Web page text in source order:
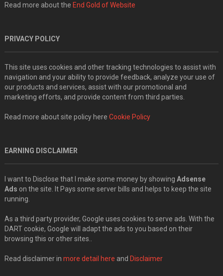
Read more about the End Gold of Website
PRIVACY POLICY
This site uses cookies and other tracking technologies to assist with
navigation and your ability to provide feedback, analyze your use of
our products and services, assist with our promotional and
marketing efforts, and provide content from third parties.
Read more about site policy here Cookie Policy
EARNING DISCLAIMER
I want to Disclose that I make some money by showing Adsense
Ads on the site. It Pays some server bills and helps to keep the site
running.
As a third party provider, Google uses cookies to serve ads. With the
DART cookie, Google will adapt the ads to you based on their
browsing this or other sites..
Read disclaimer in more detail here and Disclaimer